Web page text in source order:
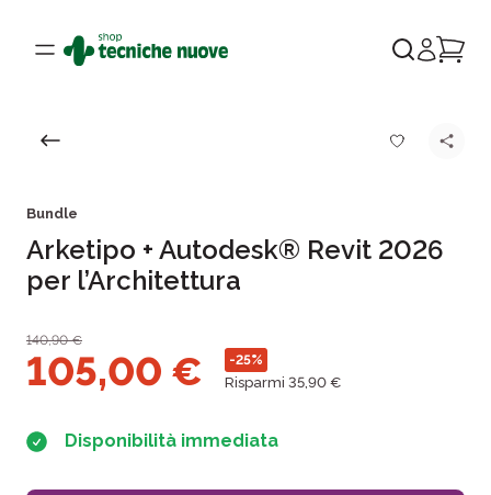
Bundle
Arketipo + Autodesk® Revit 2026
per l’Architettura
140,90€
105,00 € -25%
Risparmi 35,90 €
Disponibilità immediata